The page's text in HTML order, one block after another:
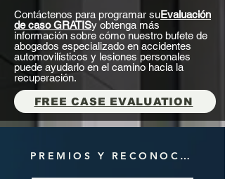
Contáctenos para programar suEvaluación
de caso GRATISy obtenga más
información sobre cómo nuestro bufete de
abogados especializado en accidentes
automovilísticos y lesiones personales
puede ayudarlo en el camino hacia la
recuperación.
FREE CASE EVALUATION
PREMIOS Y